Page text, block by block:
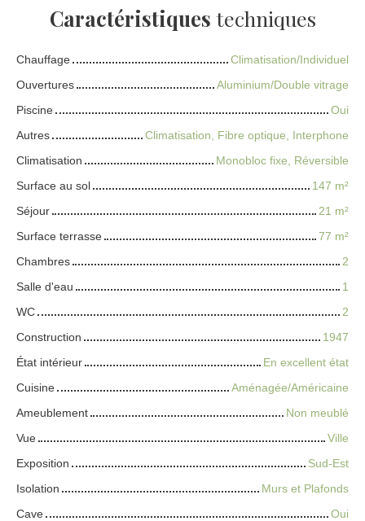
Caractéristiques techniques
Chauffage
Climatisation/Individuel
Ouvertures
Aluminium/Double vitrage
Piscine
Oui
Autres
Climatisation, Fibre optique, Interphone
Climatisation
Monobloc fixe, Réversible
Surface au sol
147 m²
Séjour
21 m²
Surface terrasse
77 m²
Chambres
2
Salle d'eau
1
WC
2
Construction
1947
État intérieur
En excellent état
Cuisine
Aménagée/Américaine
Ameublement
Non meublé
Vue
Ville
Exposition
Sud-Est
Isolation
Murs et Plafonds
Cave
Oui